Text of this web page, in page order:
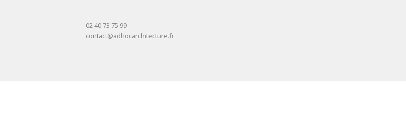
02 40 73 75 99
contact@adhocarchitecture.fr